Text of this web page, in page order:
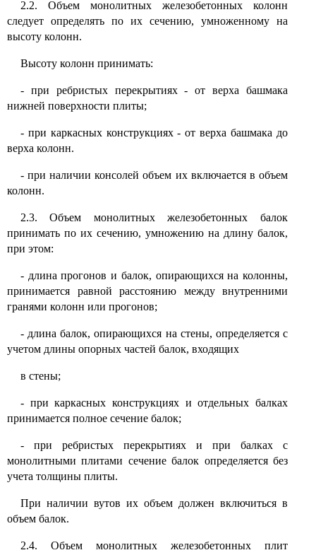
2.2. Объем монолитных железобетонных колонн
следует определять по их сечению, умноженному на
высоту колонн.
Высоту колонн принимать:
- при ребристых перекрытиях - от верха башмака
нижней поверхности плиты;
- при каркасных конструкциях - от верха башмака до
верха колонн.
- при наличии консолей объем их включается в объем
колонн.
2.3. Объем монолитных железобетонных балок
принимать по их сечению, умножению на длину балок,
при этом:
- длина прогонов и балок, опирающихся на колонны,
принимается равной расстоянию между внутренними
гранями колонн или прогонов;
- длина балок, опирающихся на стены, определяется с
учетом длины опорных частей балок, входящих
в стены;
- при каркасных конструкциях и отдельных балках
принимается полное сечение балок;
- при ребристых перекрытиях и при балках с
монолитными плитами сечение балок определяется без
учета толщины плиты.
При наличии вутов их объем должен включиться в
объем балок.
2.4. Объем монолитных железобетонных плит